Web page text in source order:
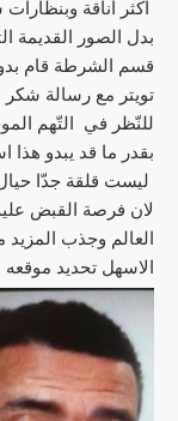
أكثر أناقة
بدل الصور القديمة
قسم الشرطة قام
تويتر مع رسالة
للنّظر في التّهم
بقدر ما قد يبدو هذا
ليست قلقة جدّا
لان فرصة القبض
العالم وجذب المزيد
الاسهل تحديد موقعه